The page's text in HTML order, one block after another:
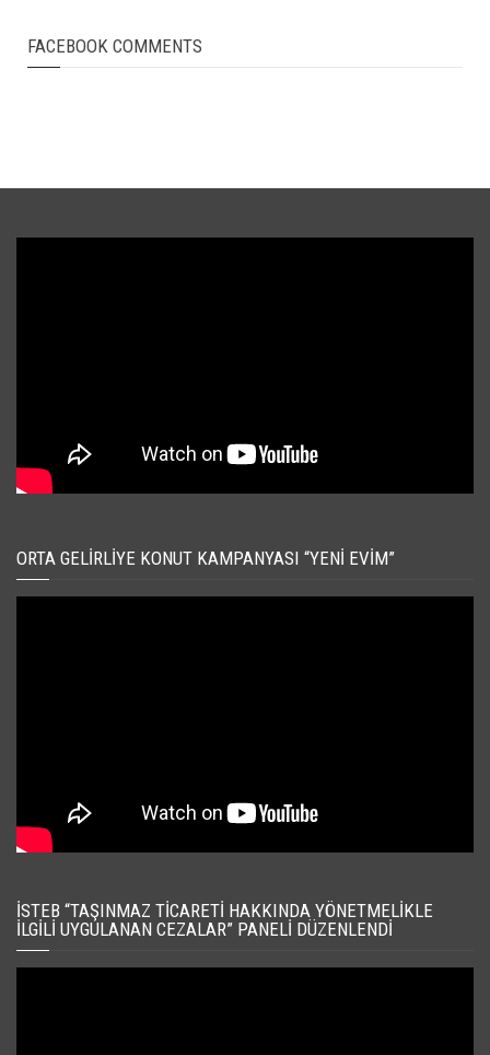
FACEBOOK COMMENTS
ORTA GELIRLIYE KONUT KAMPANYASI “YENI EVIM”
İSTEB “TAŞINMAZ TICARETI HAKKINDA YÖNETMELIKLE
İLGILI UYGULANAN CEZALAR” PANELI DÜZENLENDI